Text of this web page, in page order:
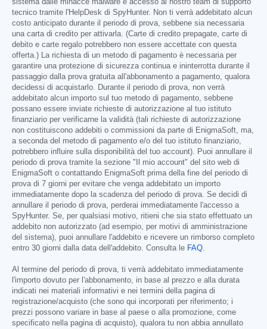
sistema dalle minacce malware e accesso al nostro team di supporto
tecnico tramite l'HelpDesk di SpyHunter. Non ti verrà addebitato alcun
costo anticipato durante il periodo di prova, sebbene sia necessaria
una carta di credito per attivarla. (Carte di credito prepagate, carte di
debito e carte regalo potrebbero non essere accettate con questa
offerta.) La richiesta di un metodo di pagamento è necessaria per
garantire una protezione di sicurezza continua e ininterrotta durante il
passaggio dalla prova gratuita all'abbonamento a pagamento, qualora
decidessi di acquistarlo. Durante il periodo di prova, non verrà
addebitato alcun importo sul tuo metodo di pagamento, sebbene
possano essere inviate richieste di autorizzazione al tuo istituto
finanziario per verificarne la validità (tali richieste di autorizzazione
non costituiscono addebiti o commissioni da parte di EnigmaSoft, ma,
a seconda del metodo di pagamento e/o del tuo istituto finanziario,
potrebbero influire sulla disponibilità del tuo account). Puoi annullare il
periodo di prova tramite la sezione "Il mio account" del sito web di
EnigmaSoft o contattando EnigmaSoft prima della fine del periodo di
prova di 7 giorni per evitare che venga addebitato un importo
immediatamente dopo la scadenza del periodo di prova. Se decidi di
annullare il periodo di prova, perderai immediatamente l'accesso a
SpyHunter. Se, per qualsiasi motivo, ritieni che sia stato effettuato un
addebito non autorizzato (ad esempio, per motivi di amministrazione
del sistema), puoi annullare l'addebito e ricevere un rimborso completo
entro 30 giorni dalla data dell'addebito. Consulta le FAQ.
Al termine del periodo di prova, ti verrà addebitato immediatamente
l'importo dovuto per l'abbonamento, in base al prezzo e alla durata
indicati nei materiali informativi e nei termini della pagina di
registrazione/acquisto (che sono qui incorporati per riferimento; i
prezzi possono variare in base al paese o alla promozione, come
specificato nella pagina di acquisto), qualora tu non abbia annullato